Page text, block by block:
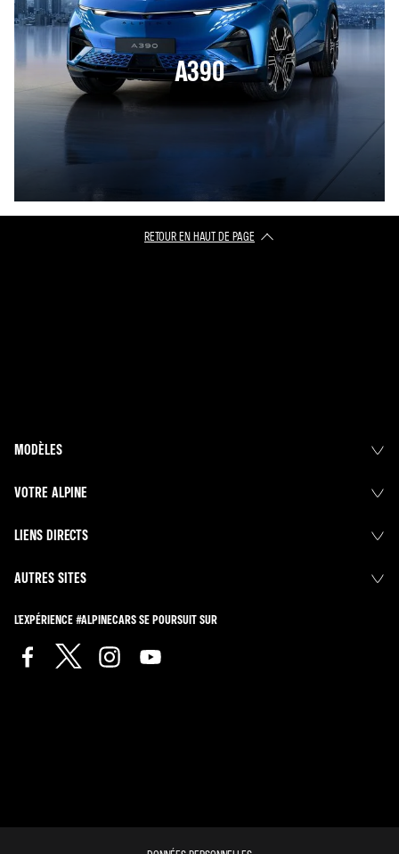
A390
RETOUR EN HAUT DE PAGE
MODÈLES
VOTRE ALPINE
LIENS DIRECTS
AUTRES SITES
L'EXPÉRIENCE #ALPINECARS SE POURSUIT SUR